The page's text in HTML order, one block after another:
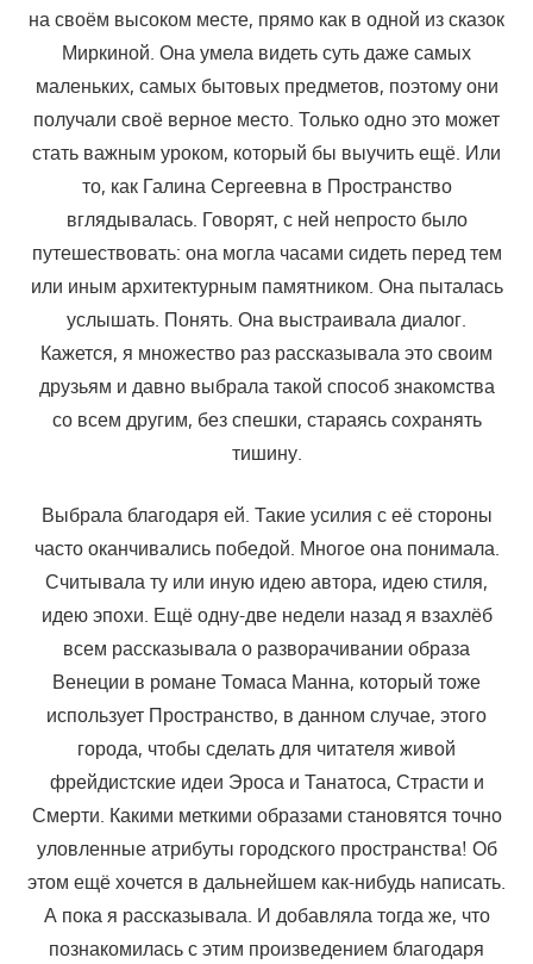
на своём высоком месте, прямо как в одной из сказок
Миркиной. Она умела видеть суть даже самых
маленьких, самых бытовых предметов, поэтому они
получали своё верное место. Только одно это может
стать важным уроком, который бы выучить ещё. Или
то, как Галина Сергеевна в Пространство
вглядывалась. Говорят, с ней непросто было
путешествовать: она могла часами сидеть перед тем
или иным архитектурным памятником. Она пыталась
услышать. Понять. Она выстраивала диалог.
Кажется, я множество раз рассказывала это своим
друзьям и давно выбрала такой способ знакомства
со всем другим, без спешки, стараясь сохранять
тишину.
Выбрала благодаря ей. Такие усилия с её стороны
часто оканчивались победой. Многое она понимала.
Считывала ту или иную идею автора, идею стиля,
идею эпохи. Ещё одну-две недели назад я взахлёб
всем рассказывала о разворачивании образа
Венеции в романе Томаса Манна, который тоже
использует Пространство, в данном случае, этого
города, чтобы сделать для читателя живой
фрейдистские идеи Эроса и Танатоса, Страсти и
Смерти. Какими меткими образами становятся точно
уловленные атрибуты городского пространства! Об
этом ещё хочется в дальнейшем как-нибудь написать.
А пока я рассказывала. И добавляла тогда же, что
познакомилась с этим произведением благодаря